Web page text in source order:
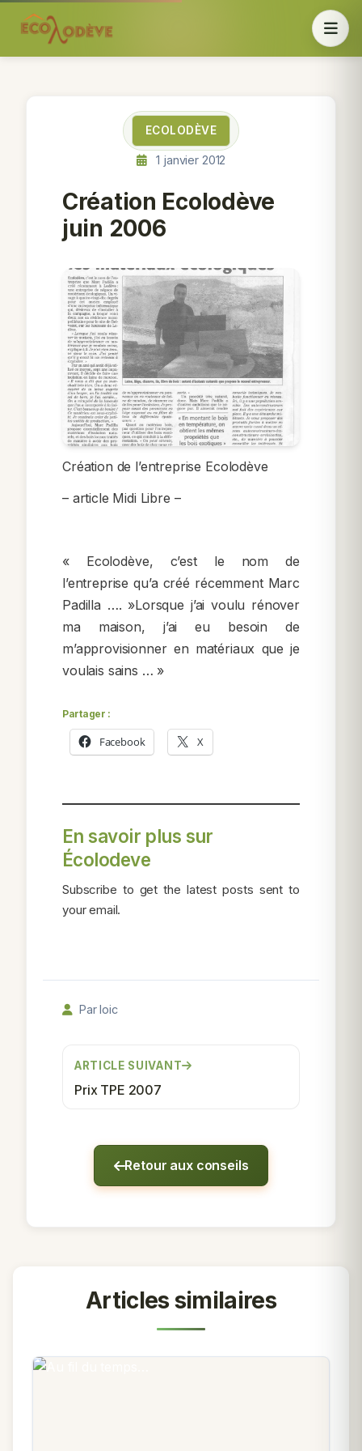
ECOLODÈVE
1 janvier 2012
Création Ecolodève
juin 2006
Création de l’entreprise Ecolodève
– article Midi Libre –
« Ecolodève, c’est le nom de
l’entreprise qu’a créé récemment Marc
Padilla …. »Lorsque j’ai voulu rénover
ma maison, j’ai eu besoin de
m’approvisionner en matériaux que je
voulais sains … »
Partager :
Facebook X
En savoir plus sur
Écolodeve
Subscribe to get the latest posts sent to
your email.
Par loic
ARTICLE SUIVANT
Prix TPE 2007
Retour aux conseils
Articles similaires